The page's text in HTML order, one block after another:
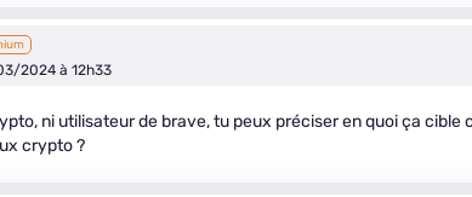
2024 à 12h33
ni utilisateur de brave, tu peux préciser en quoi ça cible
crypto ?